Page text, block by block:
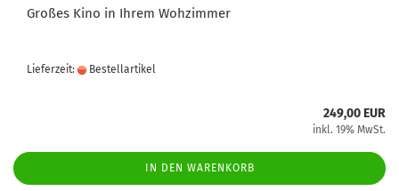
Großes Kino in Ihrem Wohzimmer
Lieferzeit: Bestellartikel
249,00 EUR
inkl. 19% MwSt.
IN DEN WARENKORB